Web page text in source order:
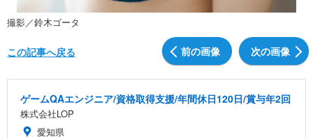
撮影／鈴木ゴータ
前の画像 次の画像
この記事へ戻る
ゲームQAエンジニア/資格取得支援/年間休日120日/賞与年2回
株式会社LOP
愛知県